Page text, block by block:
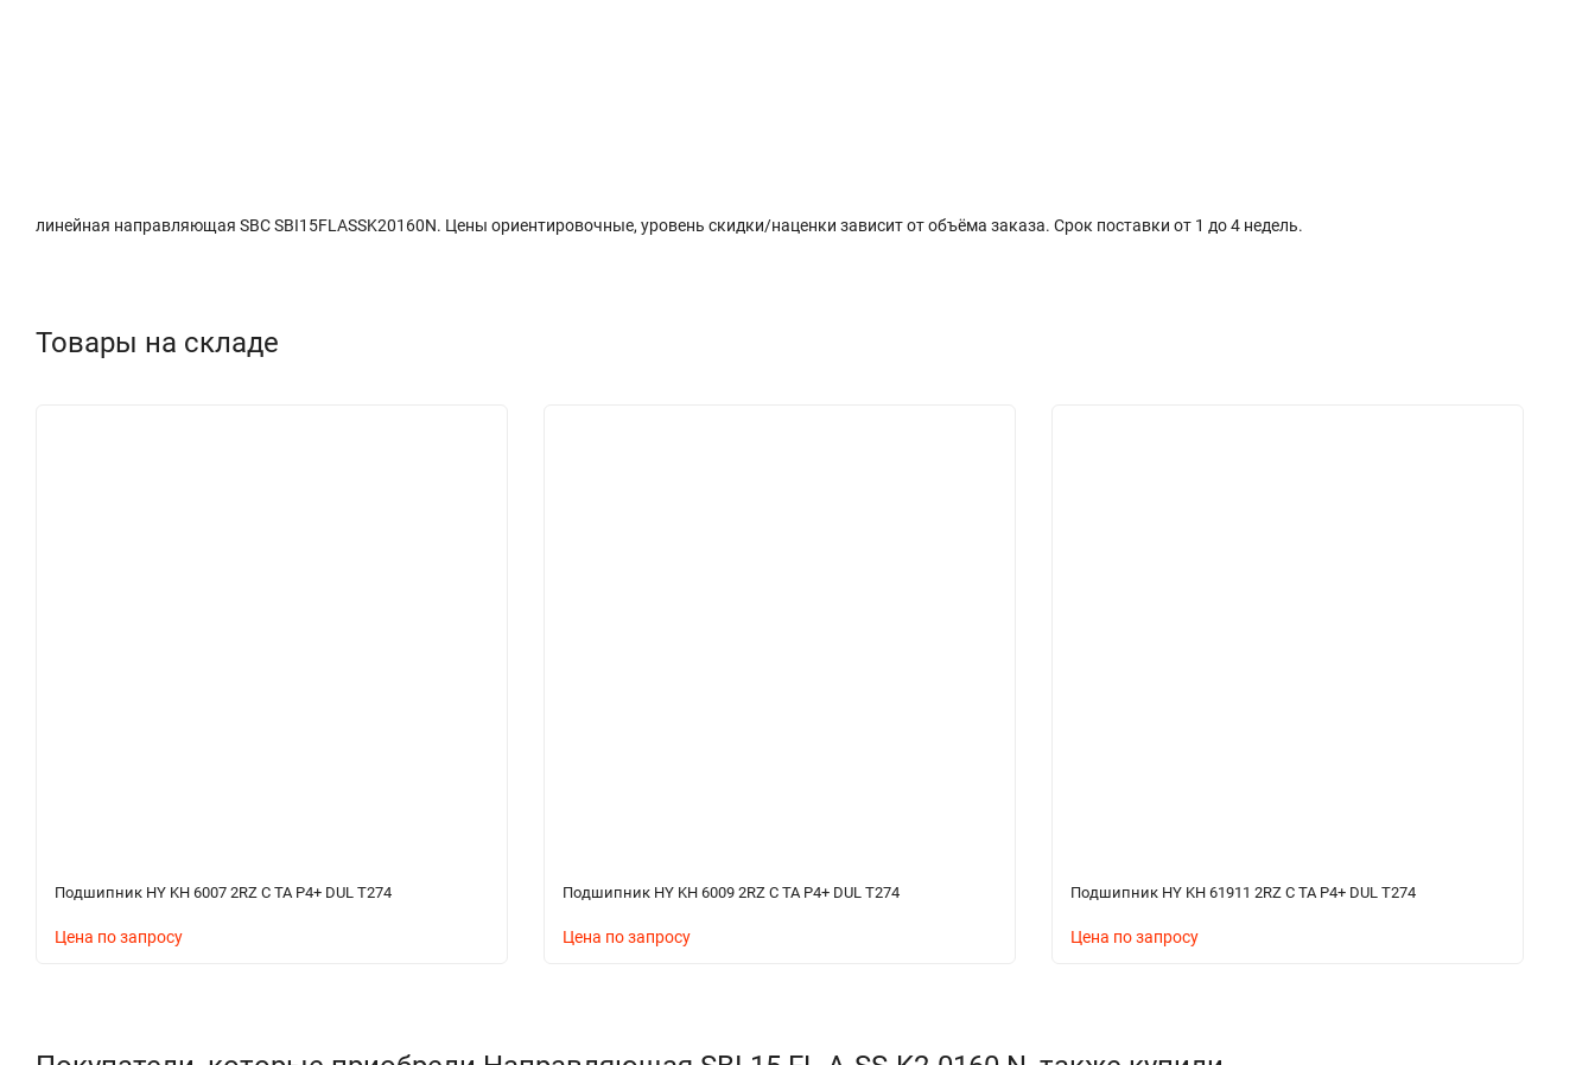
линейная направляющая SBC SBI15FLASSK20160N. Цены ориентировочные, уровень скидки/наценки зависит от объёма заказа. Срок поставки от 1 до 4 недель.
Товары на складе
Подшипник HY KH 6007 2RZ C TA P4+ DUL T274
Цена по запросу
Подшипник HY KH 6009 2RZ C TA P4+ DUL T274
Цена по запросу
Подшипник HY KH 61911 2RZ C TA P4+ DUL T274
Цена по запросу